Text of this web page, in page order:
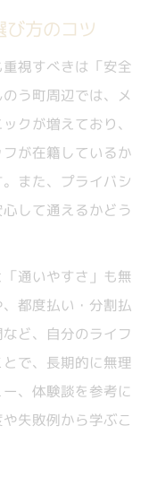
方のコツ
視すべきは「安全
う町周辺では、メ
クが増えており、
が在籍しているか
また、プライバシ
して通えるかどう
通いやすさ」も無
都度払い・分割払
ど、自分のライフ
で、長期的に無理
、体験談を参考に
失敗例から学ぶこ